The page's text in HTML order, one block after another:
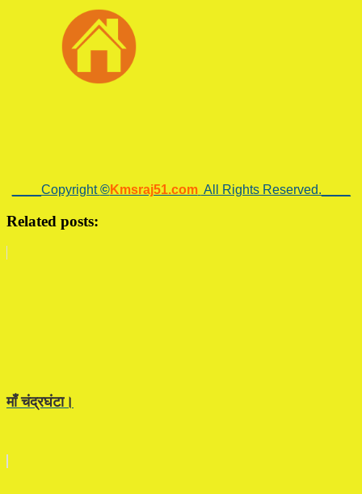
____Copyright©Kmsraj51.com All Rights Reserved.____
Related posts:
माँ चंद्रघंटा।